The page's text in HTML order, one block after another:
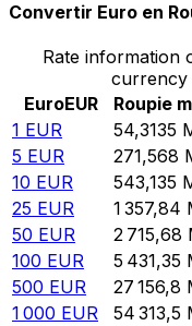
Convertir Euro en
Rate information
currency
EuroEUR Roupie
1 EUR 54,3135
5 EUR 271,568
10 EUR 543,135
25 EUR 1 357,84
50 EUR 2 715,68
100 EUR 5 431,35
500 EUR 27 156,8
1 000 EUR 54 313,5